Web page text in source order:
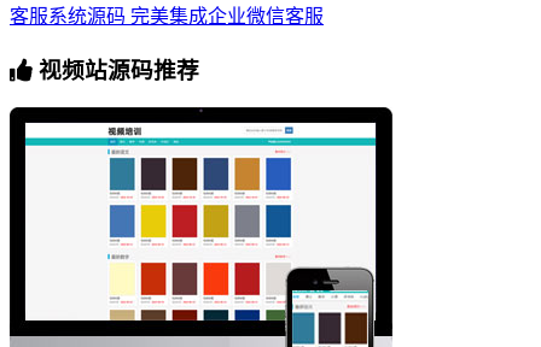
客服系统源码 完美集成企业微信客服
视频站源码推荐